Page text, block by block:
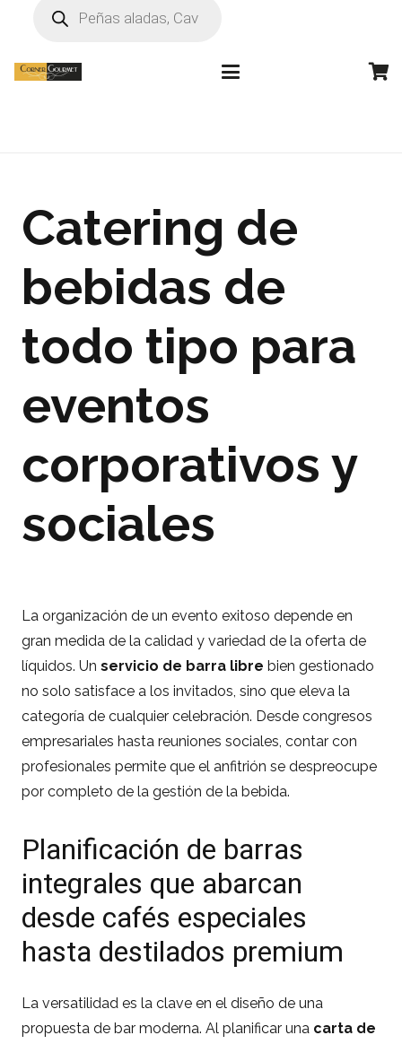
productos
Catering de
bebidas de
todo tipo para
eventos
corporativos y
sociales
La organización de un evento exitoso depende en
gran medida de la calidad y variedad de la oferta de
líquidos. Un servicio de barra libre bien gestionado
no solo satisface a los invitados, sino que eleva la
categoría de cualquier celebración. Desde congresos
empresariales hasta reuniones sociales, contar con
profesionales permite que el anfitrión se despreocupe
por completo de la gestión de la bebida.
Planificación de barras
integrales que abarcan
desde cafés especiales
hasta destilados premium
La versatilidad es la clave en el diseño de una
propuesta de bar moderna. Al planificar una carta de